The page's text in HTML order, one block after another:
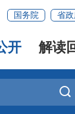
国务院 省
开 解读